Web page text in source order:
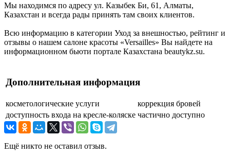
Мы находимся по адресу ул. Казыбек Би, 61, Алматы,
Казахстан и всегда рады принять там своих клиентов.
Всю информацию в категории Уход за внешностью, рейтинг и
отзывы о нашем салоне красоты «Versailles» Вы найдете на
информационном бьюти портале Казахстана beautykz.su.
Дополнительная информация
косметологические услуги
коррекция бровей
доступность входа на кресле-коляске частично доступно
Ещё никто не оставил отзыв.